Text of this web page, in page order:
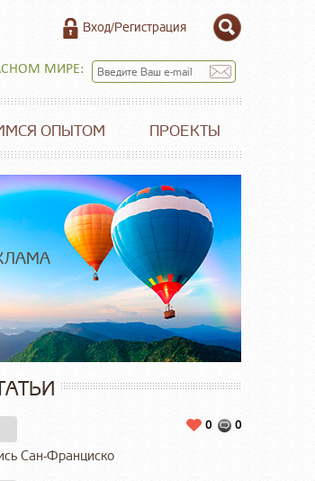
Вход/Регистрация
МИРЕ:
ОПЫТОМ ПРОЕКТЫ
0
0
Сан-Франциско